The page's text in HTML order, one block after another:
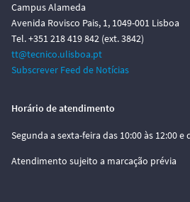
Campus Alameda
Avenida Rovisco Pais, 1, 1049-001 Lisboa
Tel. +351 218 419 842 (ext. 3842)
tt@tecnico.ulisboa.pt
Subscrever Feed de Notícias
Horário de atendimento
Segunda a sexta-feira das 10:00 às 12:00 e
Atendimento sujeito a marcação prévia